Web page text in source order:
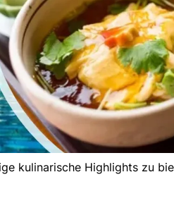
kulinarische Highlights zu